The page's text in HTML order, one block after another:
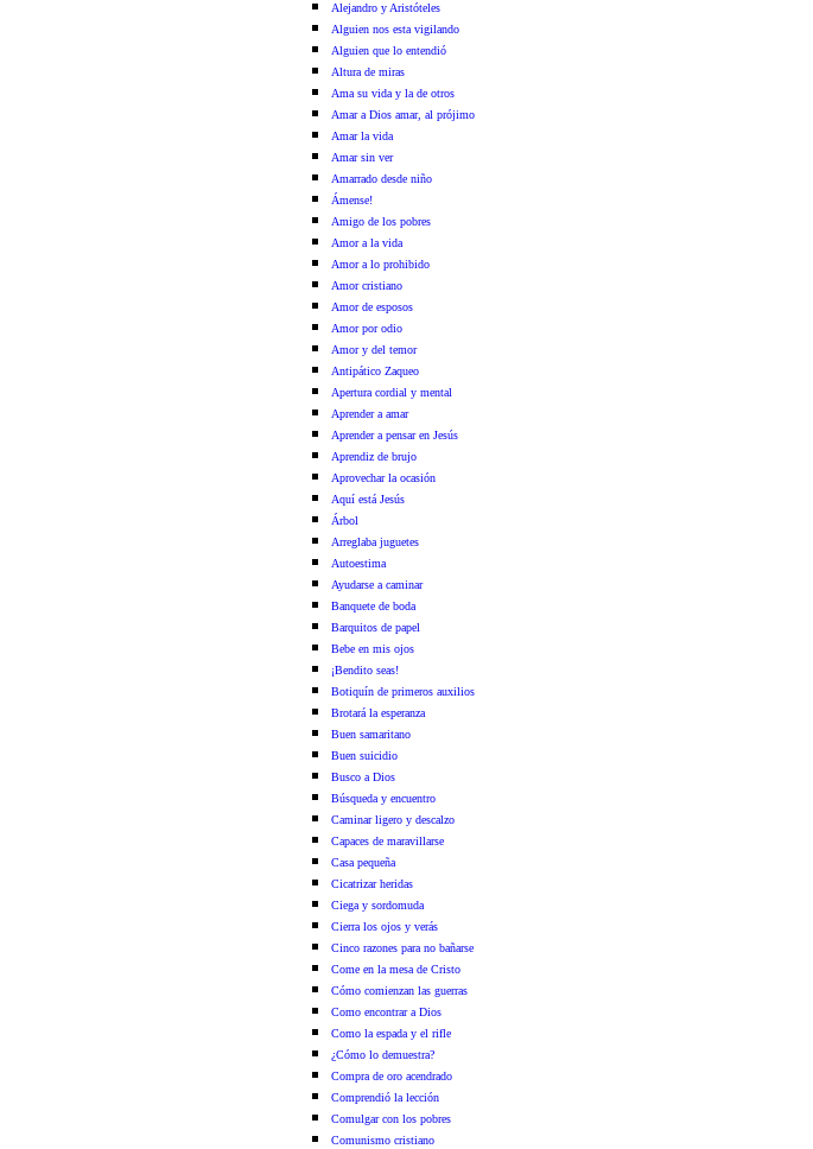
Alejandro y Aristóteles
Alguien nos esta vigilando
Alguien que lo entendió
Altura de miras
Ama su vida y la de otros
Amar a Dios amar, al prójimo
Amar la vida
Amar sin ver
Amarrado desde niño
Ámense!
Amigo de los pobres
Amor a la vida
Amor a lo prohibido
Amor cristiano
Amor de esposos
Amor por odio
Amor y del temor
Antipático Zaqueo
Apertura cordial y mental
Aprender a amar
Aprender a pensar en Jesús
Aprendiz de brujo
Aprovechar la ocasión
Aquí está Jesús
Árbol
Arreglaba juguetes
Autoestima
Ayudarse a caminar
Banquete de boda
Barquitos de papel
Bebe en mis ojos
¡Bendito seas!
Botiquín de primeros auxilios
Brotará la esperanza
Buen samaritano
Buen suicidio
Busco a Dios
Búsqueda y encuentro
Caminar ligero y descalzo
Capaces de maravillarse
Casa pequeña
Cicatrizar heridas
Ciega y sordomuda
Cierra los ojos y verás
Cinco razones para no bañarse
Come en la mesa de Cristo
Cómo comienzan las guerras
Como encontrar a Dios
Como la espada y el rifle
¿Cómo lo demuestra?
Compra de oro acendrado
Comprendió la lección
Comulgar con los pobres
Comunismo cristiano